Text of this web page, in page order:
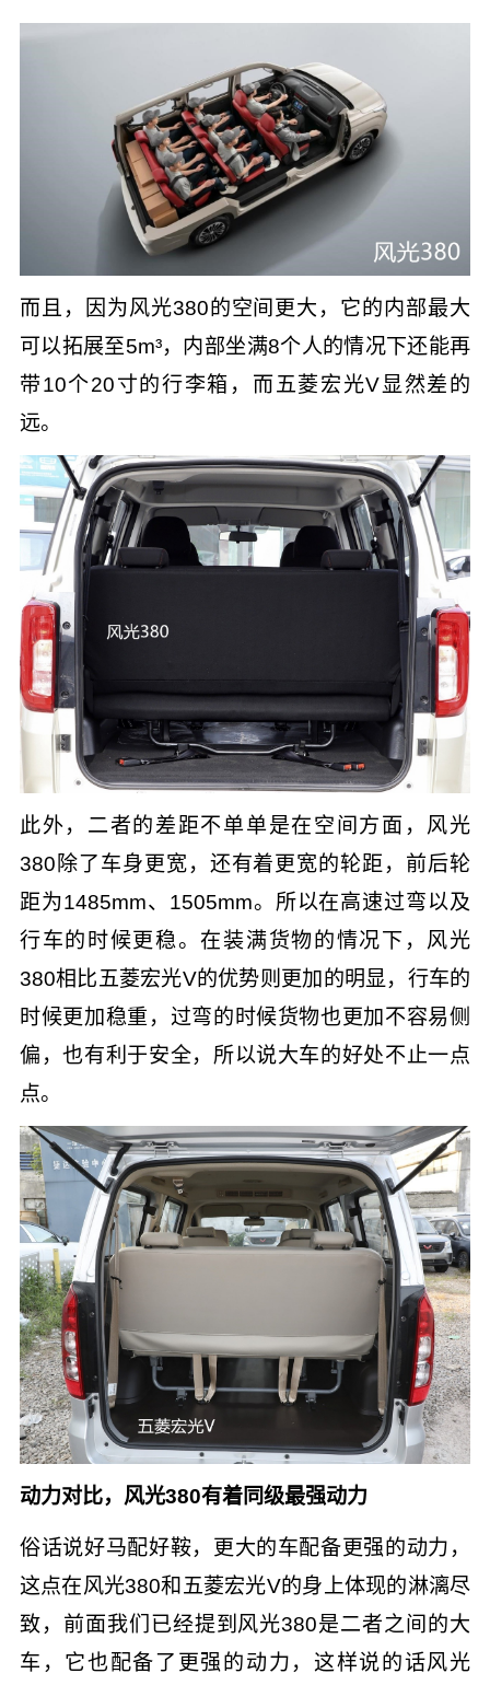
而且，因为风光380的空间更大，它的内部最大
可以拓展至5m³，内部坐满8个人的情况下还能再
带10个20寸的行李箱，而五菱宏光V显然差的
远。
此外，二者的差距不单单是在空间方面，风光
380除了车身更宽，还有着更宽的轮距，前后轮
距为1485mm、1505mm。所以在高速过弯以及
行车的时候更稳。在装满货物的情况下，风光
380相比五菱宏光V的优势则更加的明显，行车的
时候更加稳重，过弯的时候货物也更加不容易侧
偏，也有利于安全，所以说大车的好处不止一点
点。
动力对比，风光380有着同级最强动力
俗话说好马配好鞍，更大的车配备更强的动力，
这点在风光380和五菱宏光V的身上体现的淋漓尽
致，前面我们已经提到风光380是二者之间的大
车，它也配备了更强的动力，这样说的话风光